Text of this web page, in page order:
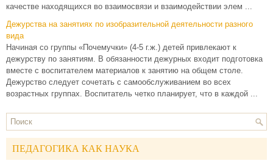
качестве находящихся во взаимосвязи и взаимодействии элем ...
Дежурства на занятиях по изобразительной деятельности разного
вида
Начиная со группы «Почемучки» (4-5 г.ж.) детей привлекают к
дежурству по занятиям. В обязанности дежурных входит подготовка
вместе с воспитателем материалов к занятию на общем столе.
Дежурство следует сочетать с самообслуживанием во всех
возрастных группах. Воспитатель четко планирует, что в каждой ...
ПЕДАГОГИКА КАК НАУКА